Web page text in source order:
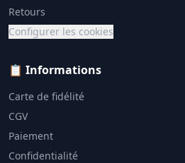
Retours
Configurer les cookies
📋 Informations
Carte de fidélité
CGV
Paiement
Confidentialité